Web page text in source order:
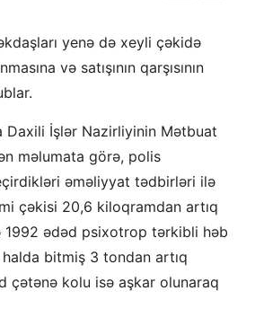
yenə də xeyli çəkidə
və satışının qarşısının
Daxili İşlər Nazirliyinin Mətbuat
məlumata görə, polis
əməliyyat tədbirləri ilə
çəkisi 20,6 kiloqramdan artıq
ədəd psixotrop tərkibli həb
bitmiş 3 tondan artıq
çətənə kolu isə aşkar olunaraq